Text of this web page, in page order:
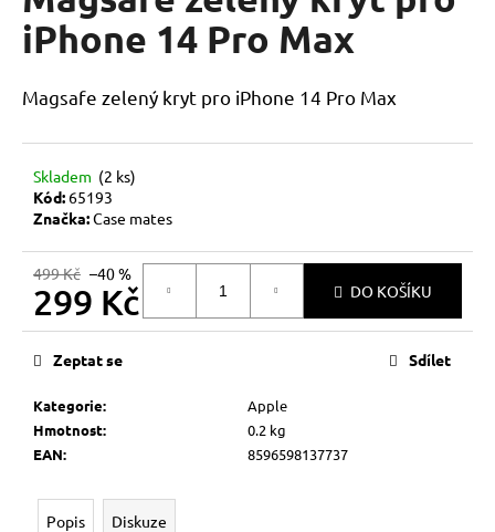
0,0
hvězdiček.
iPhone 14 Pro Max
Magsafe zelený kryt pro iPhone 14 Pro Max
Skladem (2 ks)
Kód: 65193
Značka:Case mates
499 Kč –40 %
299 Kč
Měrná
DO KOŠÍKU
Kategorie:
Apple
Hmotnost:
0.2 kg
EAN: 8596598137737
Zeptat se Sdílet
Popis Diskuze
a
j
í
t
?
HLEDAT
D
p
o